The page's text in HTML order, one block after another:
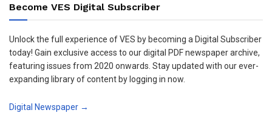
Become VES Digital Subscriber
Unlock the full experience of VES by becoming a Digital Subscriber
today! Gain exclusive access to our digital PDF newspaper archive,
featuring issues from 2020 onwards. Stay updated with our ever-
expanding library of content by logging in now.
Digital Newspaper →